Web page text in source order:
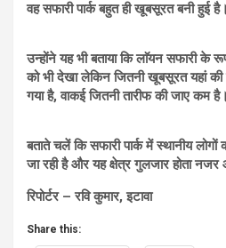
वह सफारी पार्क बहुत ही खूबसूरत बनी हुई है।
उन्होंने यह भी बताया कि लाॅयन सफारी के
को भी देखा लेकिन जितनी खूबसूरत यहां की
गया है, वाकई जितनी तारीफ की जाए कम है।
बताते चलें कि सफारी पार्क में स्थानीय लोगों
जा रही है और यह क्षेत्र गुलजार होता नजर
रिपोर्टर – रवि कुमार, इटावा
Share this: